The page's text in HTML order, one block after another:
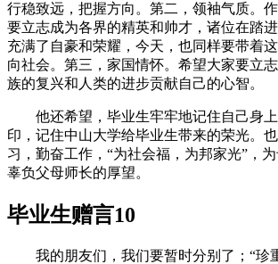
行稳致远，把握方向。第二，领袖气质。
要立志成为各界的精英和帅才，诸位在踏
充满了自豪和荣耀，今天，也同样要带着
向社会。第三，家国情怀。希望大家要立
族的复兴和人类的进步贡献自己的心智。
他还希望，毕业生牢牢地记住自己身上
印，记住中山大学给毕业生带来的荣光。
习，勤奋工作，“为社会福，为邦家光”，
辜负父母师长的厚望。
毕业生赠言10
我的朋友们，我们要暂时分别了；“珍